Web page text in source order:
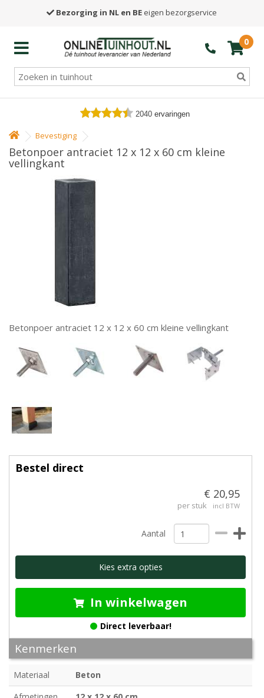
Bezorging in NL en BE eigen bezorgservice
0
2040 ervaringen
Bevestiging
Betonpoer antraciet 12 x 12 x 60 cm kleine
vellingkant
Betonpoer antraciet 12 x 12 x 60 cm kleine vellingkant
Bestel direct
€ 20,95
per stuk incl BTW
Aantal
Kies extra opties
In winkelwagen
Direct leverbaar!
Kenmerken
Materiaal
Beton